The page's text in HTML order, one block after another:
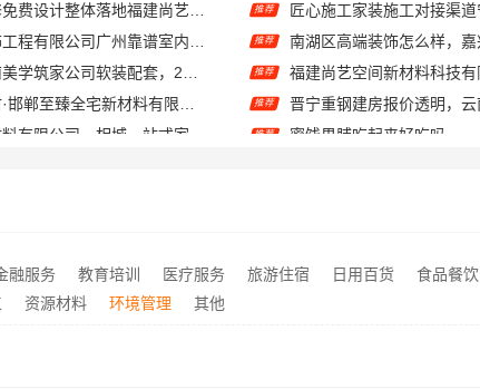
广东鼎饰空间装饰工程有限公司广州靠谱室内设计服务
售后质保完善湖南美学筑家公司软装配套，2小时响应更安心
智慧定制抗菌板材·邯郸至臻全宅新材料有限公司重塑家居新体验
苏州百年豪庭新材料有限公司，相城一站式家装设计多少钱拎包入住
线上轮胎批发品牌哪里买，找湖北省腾冠畅实业贸易有限公司
家专业-社科赛斯
推荐
推荐
推荐
推荐 蜜饯果脯吃起来好吃吗
融服务 教育培训 医疗服务 旅游住宿 日用百货 食品餐饮
资源材料 环境管理 其他